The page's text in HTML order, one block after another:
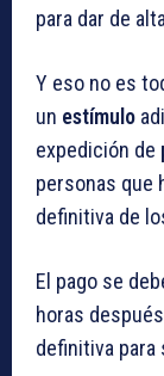
para dar de
Y eso no es
un estímulo
expedición de
personas que
definitiva de
El pago se
horas
definitiva para